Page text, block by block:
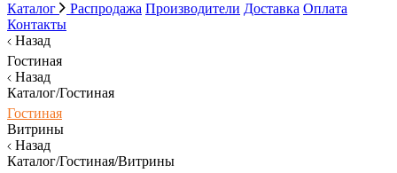
Каталог Распродажа Производители Доставка Оплата
Контакты
Назад
Гостиная
Назад
Каталог/Гостиная
Гостиная
Витрины
Назад
Каталог/Гостиная/Витрины